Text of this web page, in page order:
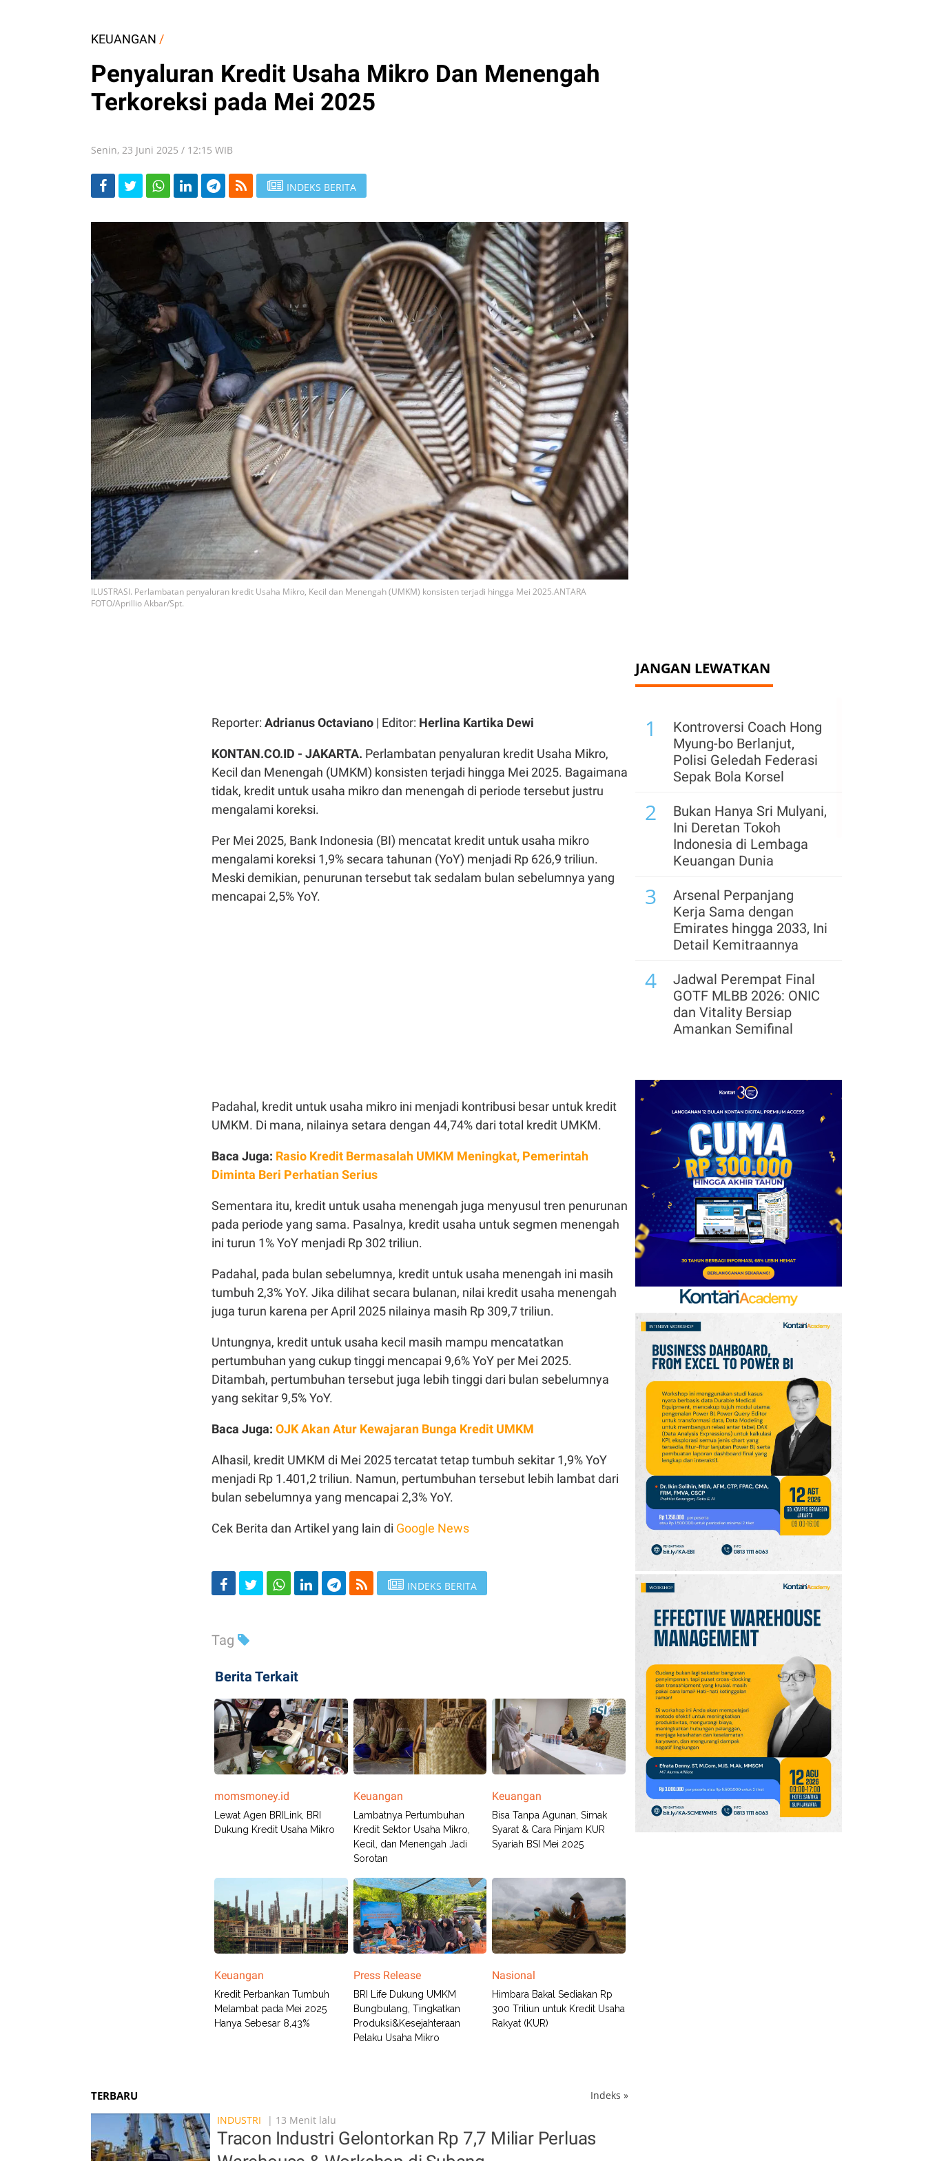
KEUANGAN /
Penyaluran Kredit Usaha Mikro Dan Menengah
Terkoreksi pada Mei 2025
Senin, 23 Juni 2025 / 12:15 WIB
INDEKS BERITA
ILUSTRASI. Perlambatan penyaluran kredit Usaha Mikro, Kecil dan Menengah (UMKM) konsisten terjadi hingga Mei 2025.ANTARA
FOTO/Aprillio Akbar/Spt.
Reporter: Adrianus Octaviano | Editor: Herlina Kartika Dewi
KONTAN.CO.ID - JAKARTA. Perlambatan penyaluran kredit Usaha Mikro,
Kecil dan Menengah (UMKM) konsisten terjadi hingga Mei 2025. Bagaimana
tidak, kredit untuk usaha mikro dan menengah di periode tersebut justru
mengalami koreksi.
Per Mei 2025, Bank Indonesia (BI) mencatat kredit untuk usaha mikro
mengalami koreksi 1,9% secara tahunan (YoY) menjadi Rp 626,9 triliun.
Meski demikian, penurunan tersebut tak sedalam bulan sebelumnya yang
mencapai 2,5% YoY.
Padahal, kredit untuk usaha mikro ini menjadi kontribusi besar untuk kredit
UMKM. Di mana, nilainya setara dengan 44,74% dari total kredit UMKM.
Baca Juga: Rasio Kredit Bermasalah UMKM Meningkat, Pemerintah
Diminta Beri Perhatian Serius
Sementara itu, kredit untuk usaha menengah juga menyusul tren penurunan
pada periode yang sama. Pasalnya, kredit usaha untuk segmen menengah
ini turun 1% YoY menjadi Rp 302 triliun.
Padahal, pada bulan sebelumnya, kredit untuk usaha menengah ini masih
tumbuh 2,3% YoY. Jika dilihat secara bulanan, nilai kredit usaha menengah
juga turun karena per April 2025 nilainya masih Rp 309,7 triliun.
Untungnya, kredit untuk usaha kecil masih mampu mencatatkan
pertumbuhan yang cukup tinggi mencapai 9,6% YoY per Mei 2025.
Ditambah, pertumbuhan tersebut juga lebih tinggi dari bulan sebelumnya
yang sekitar 9,5% YoY.
Baca Juga: OJK Akan Atur Kewajaran Bunga Kredit UMKM
Alhasil, kredit UMKM di Mei 2025 tercatat tetap tumbuh sekitar 1,9% YoY
menjadi Rp 1.401,2 triliun. Namun, pertumbuhan tersebut lebih lambat dari
bulan sebelumnya yang mencapai 2,3% YoY.
Cek Berita dan Artikel yang lain di Google News
INDEKS BERITA
Tag
Berita Terkait
momsmoney.id
Lewat Agen BRILink, BRI
Dukung Kredit Usaha Mikro
Keuangan
Lambatnya Pertumbuhan
Kredit Sektor Usaha Mikro,
Kecil, dan Menengah Jadi
Sorotan
Keuangan
Bisa Tanpa Agunan, Simak
Syarat & Cara Pinjam KUR
Syariah BSI Mei 2025
Keuangan
Kredit Perbankan Tumbuh
Melambat pada Mei 2025
Hanya Sebesar 8,43%
Press Release
BRI Life Dukung UMKM
Bungbulang, Tingkatkan
Produksi&Kesejahteraan
Pelaku Usaha Mikro
Nasional
Himbara Bakal Sediakan Rp
300 Triliun untuk Kredit Usaha
Rakyat (KUR)
TERBARU Indeks »
INDUSTRI
| 13 Menit lalu
Tracon Industri Gelontorkan Rp 7,7 Miliar Perluas
JANGAN LEWATKAN
1
Kontroversi Coach Hong
Myung-bo Berlanjut,
Polisi Geledah Federasi
Sepak Bola Korsel
2
Bukan Hanya Sri Mulyani,
Ini Deretan Tokoh
Indonesia di Lembaga
Keuangan Dunia
3
Arsenal Perpanjang
Kerja Sama dengan
Emirates hingga 2033, Ini
Detail Kemitraannya
4
Jadwal Perempat Final
GOTF MLBB 2026: ONIC
dan Vitality Bersiap
Amankan Semifinal
Treasuri 9,63 Miliar, Cek
Profil Emiten DSSA
hingga Kinerjanya
Cek Kode Redeem EA FC
Mobile Update 7 Agustus
2026: Klaim Ribuan
Gems Gratis!
7
FIFA Akhirnya Cairkan
Hadiah Timnas Yordania
yang Tertunda 8 Bulan
Promo Alfamart Murah
Banget 7–13 Agustus
2026, Sunlight hingga
Bebelac Diskon
9
Promo JSM Alfamart 7–
9 Agustus 2026, Minyak
Goreng 2 Liter Mulai
Rp41.500
10 Klasemen Grup A Piala
AFF 2026: Ini Skenario
Indonesia Lolos ke
Semifinal